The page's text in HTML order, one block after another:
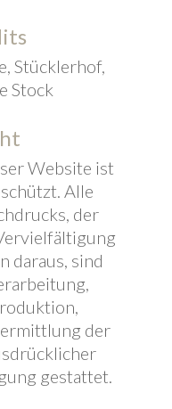
Stücklerhof,
Stock
Website ist
Alle
der
daraus, sind
der
gestattet.